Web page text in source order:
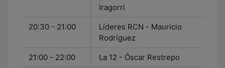
Iragorri
20:30 - 21:00
Líderes RCN - Mauricio
Rodríguez
21:00 - 22:00 La 12 - Óscar Restrepo